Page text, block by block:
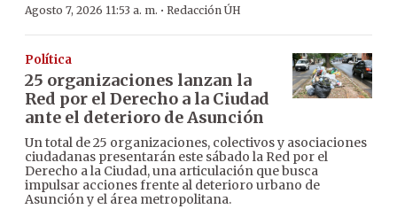
Agosto 7, 2026 11:53 a. m. · Redacción ÚH
Política
25 organizaciones lanzan la
Red por el Derecho a la Ciudad
ante el deterioro de Asunción
Un total de 25 organizaciones, colectivos y asociaciones
ciudadanas presentarán este sábado la Red por el
Derecho a la Ciudad, una articulación que busca
impulsar acciones frente al deterioro urbano de
Asunción y el área metropolitana.